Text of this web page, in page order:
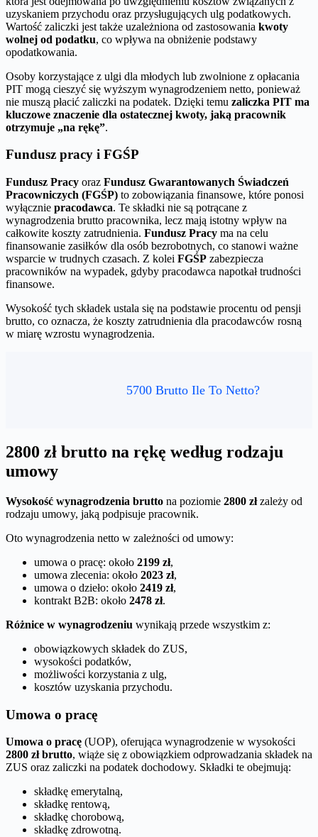
uzyskaniem przychodu oraz przysługujących ulg podatkowych.
Wartość zaliczki jest także uzależniona od zastosowania kwoty
wolnej od podatku, co wpływa na obniżenie podstawy
opodatkowania.
Osoby korzystające z ulgi dla młodych lub zwolnione z opłacania
PIT mogą cieszyć się wyższym wynagrodzeniem netto, ponieważ
nie muszą płacić zaliczki na podatek. Dzięki temu zaliczka PIT ma
kluczowe znaczenie dla ostatecznej kwoty, jaką pracownik
otrzymuje „na rękę”.
Fundusz pracy i FGŚP
Fundusz Pracy oraz Fundusz Gwarantowanych Świadczeń
Pracowniczych (FGŚP) to zobowiązania finansowe, które ponosi
wyłącznie pracodawca. Te składki nie są potrącane z
wynagrodzenia brutto pracownika, lecz mają istotny wpływ na
całkowite koszty zatrudnienia. Fundusz Pracy ma na celu
finansowanie zasiłków dla osób bezrobotnych, co stanowi ważne
wsparcie w trudnych czasach. Z kolei FGŚP zabezpiecza
pracowników na wypadek, gdyby pracodawca napotkał trudności
finansowe.
Wysokość tych składek ustala się na podstawie procentu od pensji
brutto, co oznacza, że koszty zatrudnienia dla pracodawców rosną
w miarę wzrostu wynagrodzenia.
5700 Brutto Ile To Netto?
2800 zł brutto na rękę według rodzaju
umowy
Wysokość wynagrodzenia brutto na poziomie 2800 złzależy od
rodzaju umowy, jaką podpisuje pracownik.
Oto wynagrodzenia netto w zależności od umowy:
umowa o pracę: około 2199 zł,
umowa zlecenia: około 2023 zł,
umowa o dzieło: około 2419 zł,
kontrakt B2B: około 2478 zł.
Różnice w wynagrodzeniu wynikają przede wszystkim z:
obowiązkowych składek do ZUS,
wysokości podatków,
możliwości korzystania z ulg,
kosztów uzyskania przychodu.
Umowa o pracę
Umowa o pracę (UOP), oferująca wynagrodzenie w wysokości
2800 zł brutto, wiąże się z obowiązkiem odprowadzania składek na
ZUS oraz zaliczki na podatek dochodowy. Składki te obejmują:
składkę emerytalną,
składkę rentową,
składkę chorobową,
składkę zdrowotną.